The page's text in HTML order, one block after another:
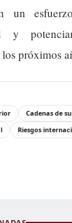
un
y
próximos
Cadenas de
Riesgos